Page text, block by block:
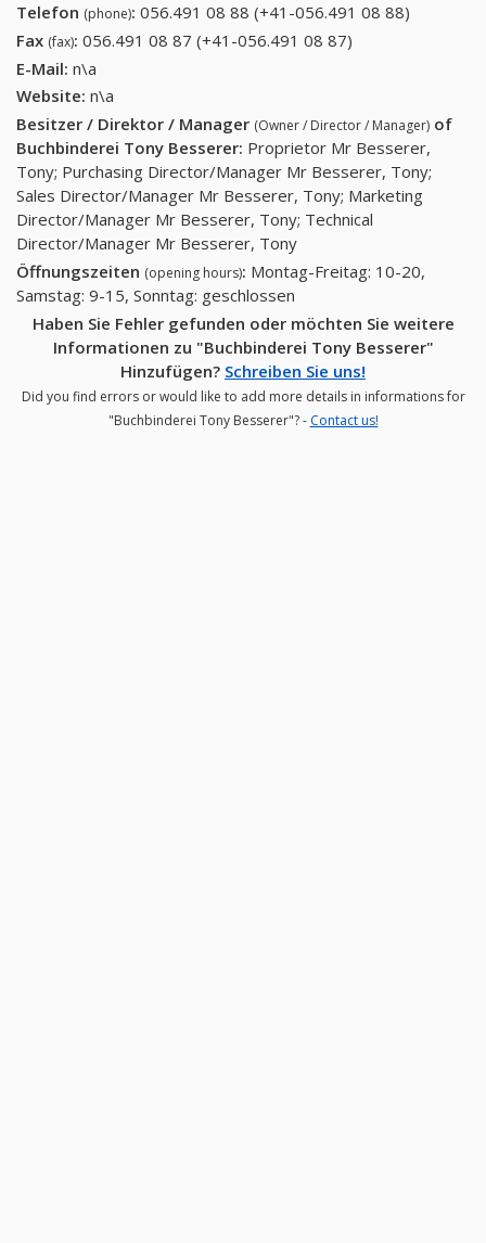
Telefon (phone): 056.491 08 88 (+41-056.491 08 88)
Fax (fax): 056.491 08 87 (+41-056.491 08 87)
E-Mail: n\a
Website: n\a
Besitzer / Direktor / Manager (Owner / Director / Manager) of
Buchbinderei Tony Besserer: Proprietor Mr Besserer,
Tony; Purchasing Director/Manager Mr Besserer, Tony;
Sales Director/Manager Mr Besserer, Tony; Marketing
Director/Manager Mr Besserer, Tony; Technical
Director/Manager Mr Besserer, Tony
Öffnungszeiten (opening hours): Montag-Freitag: 10-20,
Samstag: 9-15, Sonntag: geschlossen
Haben Sie Fehler gefunden oder möchten Sie weitere
Informationen zu "Buchbinderei Tony Besserer"
Hinzufügen? Schreiben Sie uns!
Did you find errors or would like to add more details in informations for
"Buchbinderei Tony Besserer"? - Contact us!